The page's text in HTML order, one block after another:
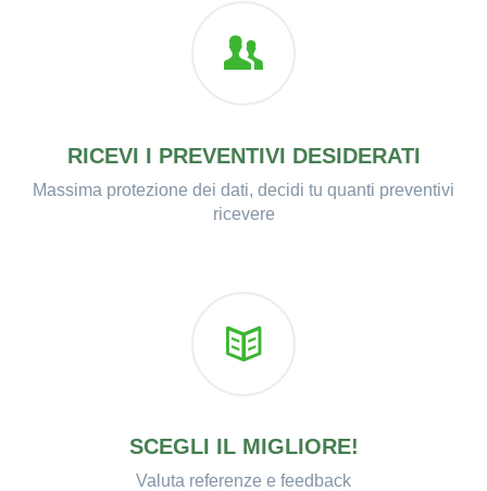
RICEVI I PREVENTIVI DESIDERATI
Massima protezione dei dati, decidi tu quanti preventivi
ricevere
SCEGLI IL MIGLIORE!
Valuta referenze e feedback